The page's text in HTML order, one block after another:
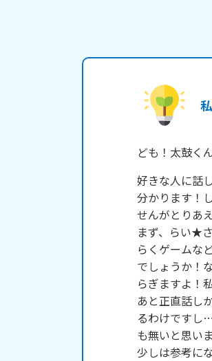
ども！太鼓く
好きな人に話
分かります！
せんがとりあ
まず、らい★
らくゲームな
でしょうか！
らぎますよ！
あと正直話し
るわけですし
も無いと思い
少しは参考に